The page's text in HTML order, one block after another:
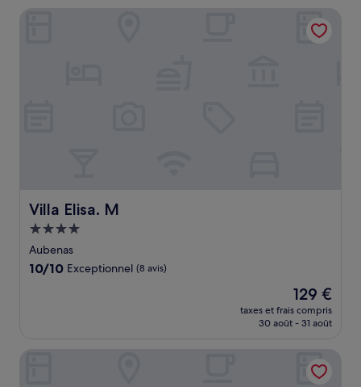
de
88 €
Villa Elisa. M
Villa Elisa. M
Hébergement
4.0 étoiles
Aubenas
10.0
10/10 Exceptionnel (8 avis)
Le
nouveau
prix
de
129 €
129 €
taxes et frais compris
30 août - 31 août